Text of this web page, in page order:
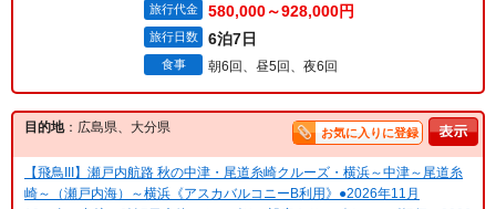
旅行代金 580,000～928,000円
旅行日数 6泊7日
食事 朝6回、昼5回、夜6回
目的地：広島県、大分県 お気に入りに登録
【飛鳥III】瀬戸内航路 秋の中津・尾道糸崎クルーズ・横浜～中津～尾道糸
崎～（瀬戸内海）～横浜《アスカバルコニーB利用》●2026年11月